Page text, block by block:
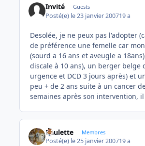
Invité Guests
Posté(e) le 23 janvier 200719 a
Desolée, je ne peux pas l'adopter
de préférence une femelle car
(sourd a 16 ans et aveugle a
discale à 10 ans), un berger belge
urgence et DCD 3 jours après) et
peu + de 2 ans suite à un cancer
semaines après son intervention,
Paulette Membres
Posté(e) le 25 janvier 200719 a